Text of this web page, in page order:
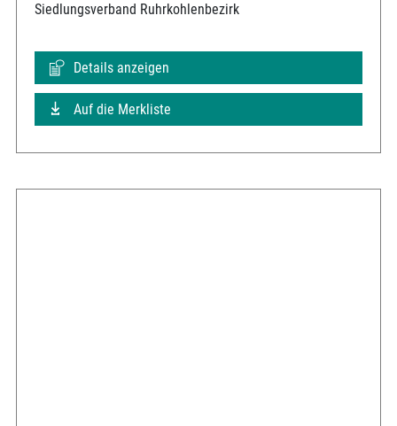
Siedlungsverband Ruhrkohlenbezirk
Details anzeigen
Auf die Merkliste